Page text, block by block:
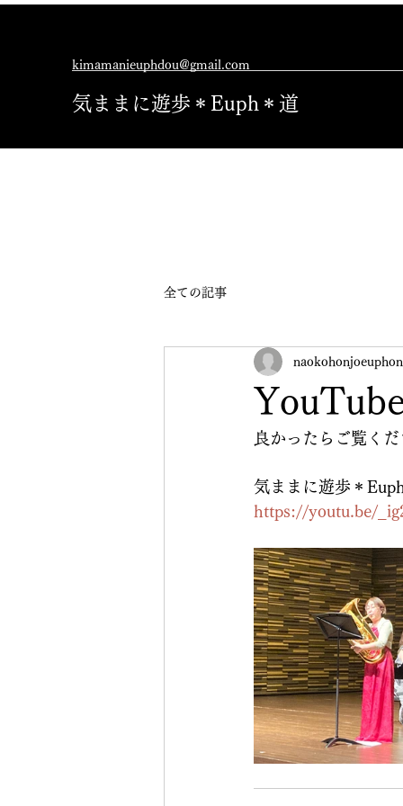
kimamanieuphdou@gmail.com
気ままに遊歩＊Euph＊道
全ての記事
良かったらご覧く
気ままに遊歩＊
https://youtu.be/